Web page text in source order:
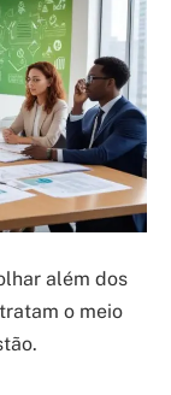
além dos
o meio